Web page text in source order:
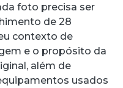
foto precisa ser
de 28
contexto de
e o propósito da
além de
usados